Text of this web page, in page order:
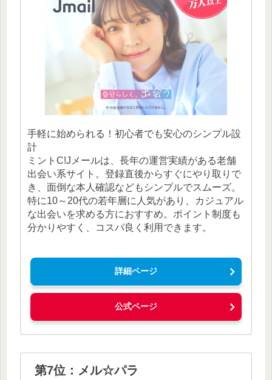
手軽に始められる！初心者でも安心のシンプル設
計
ミントC!Jメールは、長年の運営実績がある老舗
出会い系サイト。登録直後からすぐにやり取りで
き、面倒な本人確認などもシンプルでスムーズ。
特に10～20代の若年層に人気があり、カジュアル
な出会いを求める方におすすめ。ポイント制度も
分かりやすく、コスパ良く利用できます。
詳細ページ
公式ページ
第7位：メル☆パラ